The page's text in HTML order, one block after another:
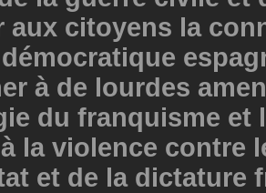
aux citoyens la
à de lourdes
du franquisme et
la violence contre
et de la dictature